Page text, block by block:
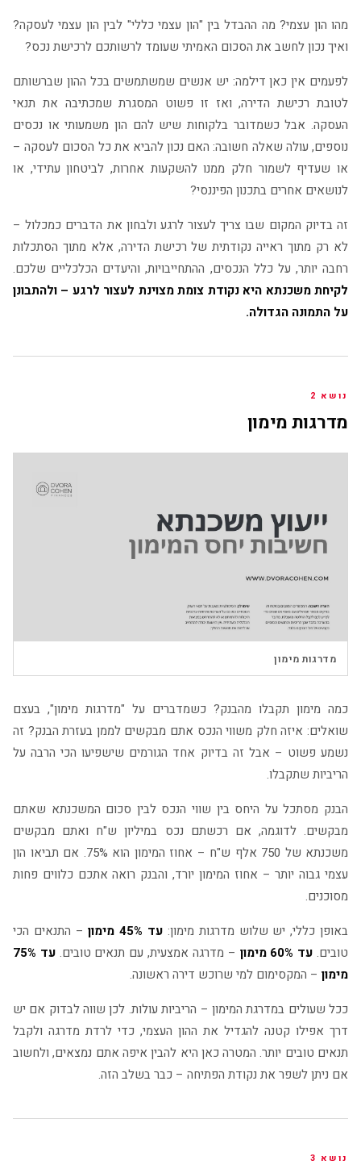
מהו הון עצמי? מה ההבדל בין "הון עצמי כללי" לבין הון עצמי לעסקה?
ואיך נכון לחשב את הסכום האמיתי שעומד לרשותכם לרכישת נכס?
לפעמים אין כאן דילמה: יש אנשים שמשתמשים בכל ההון שברשותם
לטובת רכישת הדירה, ואז זו פשוט המסגרת שמכתיבה את תנאי
העסקה. אבל כשמדובר בלקוחות שיש להם הון משמעותי או נכסים
נוספים, עולה שאלה חשובה: האם נכון להביא את כל הסכום לעסקה –
או שעדיף לשמור חלק ממנו להשקעות אחרות, לביטחון עתידי, או
לנושאים אחרים בתכנון הפיננסי?
זה בדיוק המקום שבו צריך לעצור לרגע ולבחון את הדברים כמכלול –
לא רק מתוך ראייה נקודתית של רכישת הדירה, אלא מתוך הסתכלות
רחבה יותר, על כלל הנכסים, ההתחייבויות, והיעדים הכלכליים שלכם.
לקיחת משכנתא היא נקודת צומת מצוינת לעצור לרגע – ולהתבונן
על התמונה הגדולה.
נושא 2
מדרגות מימון
▶
מדרגות מימון
כמה מימון תקבלו מהבנק? כשמדברים על "מדרגות מימון", בעצם
שואלים: איזה חלק משווי הנכס אתם מבקשים לממן בעזרת הבנק? זה
נשמע פשוט – אבל זה בדיוק אחד הגורמים שישפיעו הכי הרבה על
הריביות שתקבלו.
הבנק מסתכל על היחס בין שווי הנכס לבין סכום המשכנתא שאתם
מבקשים. לדוגמה, אם רכשתם נכס במיליון ש"ח ואתם מבקשים
משכנתא של 750 אלף ש"ח – אחוז המימון הוא 75%. אם תביאו הון
עצמי גבוה יותר – אחוז המימון יורד, והבנק רואה אתכם כלווים פחות
מסוכנים.
באופן כללי, יש שלוש מדרגות מימון: עד 45% מימון
– התנאים הכי
טובים. עד 60% מימון – מדרגה אמצעית, עם תנאים טובים.
עד 75%
מימון – המקסימום למי שרוכש דירה ראשונה.
ככל שעולים במדרגת המימון – הריביות עולות. לכן שווה לבדוק אם יש
דרך אפילו קטנה להגדיל את ההון העצמי, כדי לרדת מדרגה ולקבל
תנאים טובים יותר. המטרה כאן היא להבין איפה אתם נמצאים, ולחשוב
אם ניתן לשפר את נקודת הפתיחה – כבר בשלב הזה.
נושא 3